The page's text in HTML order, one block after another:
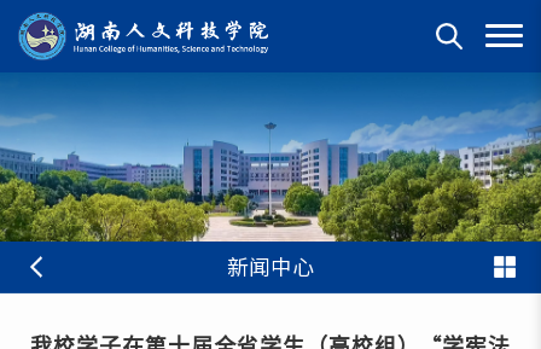
新闻中心